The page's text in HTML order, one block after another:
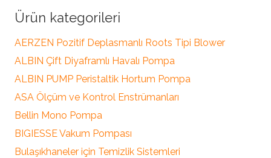
Ürün kategorileri
AERZEN Pozitif Deplasmanlı Roots Tipi Blower
ALBIN Çift Diyaframlı Havalı Pompa
ALBIN PUMP Peristaltik Hortum Pompa
ASA Ölçüm ve Kontrol Enstrümanları
Bellin Mono Pompa
BIGIESSE Vakum Pompası
Bulaşıkhaneler için Temizlik Sistemleri